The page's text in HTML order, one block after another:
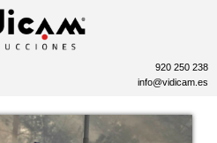
920 250 238
info@vidicam.es